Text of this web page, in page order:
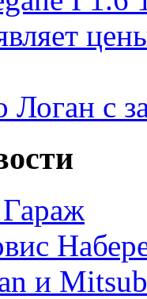
Логан с
и